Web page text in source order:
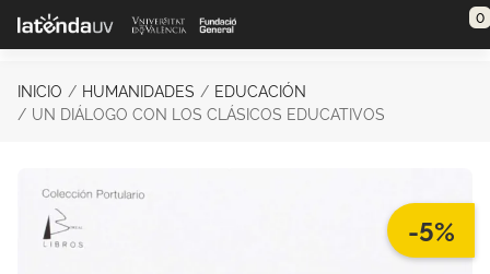
Saltar al contenido principal 0
INICIO HUMANIDADES
EDUCACIÓN
UN DIÁLOGO CON LOS CLÁSICOS EDUCATIVOS
-5%